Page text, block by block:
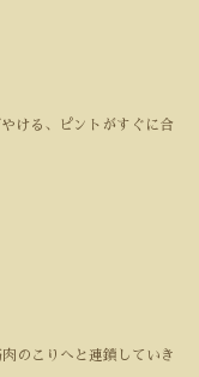
ける、ピントがすぐに合
のこりへと連鎖していき